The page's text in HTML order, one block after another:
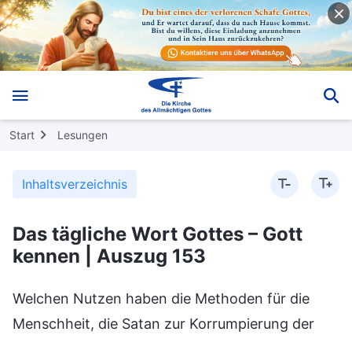
Start Lesungen
Inhaltsverzeichnis
Das tägliche Wort Gottes – Gott
kennen | Auszug 153
Welchen Nutzen haben die Methoden für die
Menschheit, die Satan zur Korrumpierung der